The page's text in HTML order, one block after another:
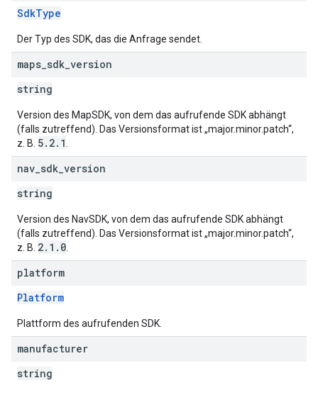
SdkType
Der Typ des SDK, das die Anfrage sendet.
maps sdk version
string
Version des MapSDK, von dem das aufrufende SDK abhängt
(falls zutreffend). Das Versionsformat ist „major.minor.patch“,
z. B. 5.2.1
nav sdk version
string
Version des NavSDK, von dem das aufrufende SDK abhängt
(falls zutreffend). Das Versionsformat ist „major.minor.patch“,
z. B. 2.1.0
platform
Platform
Plattform des aufrufenden SDK.
manufacturer
string